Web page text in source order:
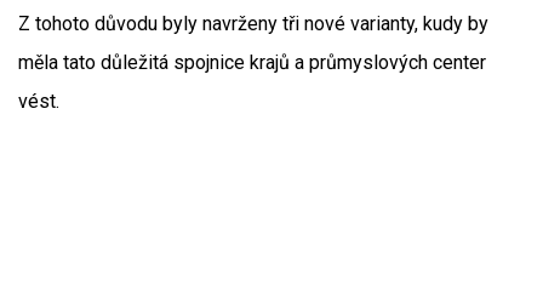
Z tohoto důvodu byly navrženy tři nové varianty, kudy by
měla tato důležitá spojnice krajů a průmyslových center
vést.